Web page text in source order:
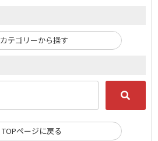
カテゴリーから探す
TOPページに戻る